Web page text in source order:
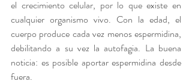
el crecimiento celular, por lo que existe en
cualquier organismo vivo. Con la edad, el
cuerpo produce cada vez menos espermidina,
debilitando a su vez la autofagia. La buena
noticia: es posible aportar espermidina desde
fuera.